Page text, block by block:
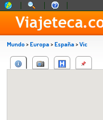
Mundo> Europa> España>Vic